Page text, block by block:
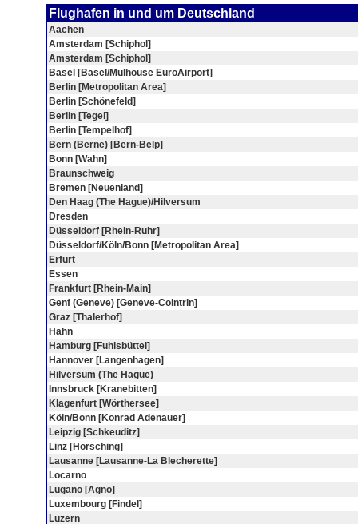
Flughafen in und um Deutschland
Aachen
Amsterdam [Schiphol]
Amsterdam [Schiphol]
Basel [Basel/Mulhouse EuroAirport]
Berlin [Metropolitan Area]
Berlin [Schönefeld]
Berlin [Tegel]
Berlin [Tempelhof]
Bern (Berne) [Bern-Belp]
Bonn [Wahn]
Braunschweig
Bremen [Neuenland]
Den Haag (The Hague)/Hilversum
Dresden
Düsseldorf [Rhein-Ruhr]
Düsseldorf/Köln/Bonn [Metropolitan Area]
Erfurt
Essen
Frankfurt [Rhein-Main]
Genf (Geneve) [Geneve-Cointrin]
Graz [Thalerhof]
Hahn
Hamburg [Fuhlsbüttel]
Hannover [Langenhagen]
Hilversum (The Hague)
Innsbruck [Kranebitten]
Klagenfurt [Wörthersee]
Köln/Bonn [Konrad Adenauer]
Leipzig [Schkeuditz]
Linz [Horsching]
Lausanne [Lausanne-La Blecherette]
Locarno
Lugano [Agno]
Luxembourg [Findel]
Luzern